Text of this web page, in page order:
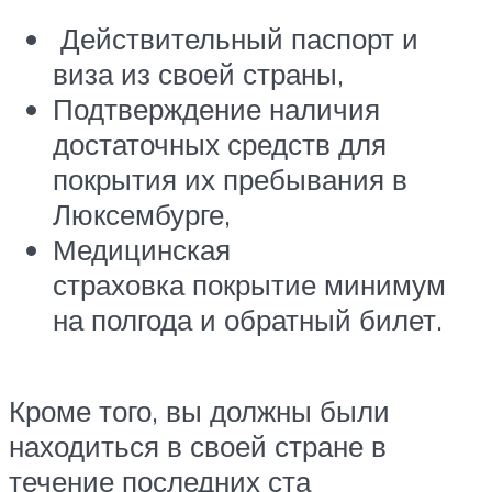
Действительный паспорт и
виза из своей страны,
Подтверждение наличия
достаточных средств для
покрытия их пребывания в
Люксембурге,
Медицинская
страховка покрытие минимум
на полгода и обратный билет.
Кроме того, вы должны были
находиться в своей стране в
течение последних ста